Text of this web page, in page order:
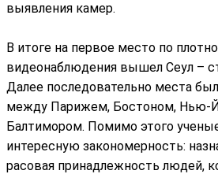
выявления камер.
В итоге на первое место по
видеонаблюдения вышел Сеул –
Далее последовательно места
между Парижем, Бостоном, Нью-
Балтимором. Помимо этого
интересную закономерность:
расовая принадлежность людей,